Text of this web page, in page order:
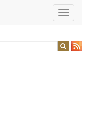
Toggle
navigation